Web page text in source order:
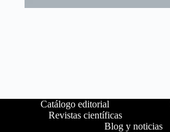
Catálogo editorial
Revistas científicas
Blog y noticias